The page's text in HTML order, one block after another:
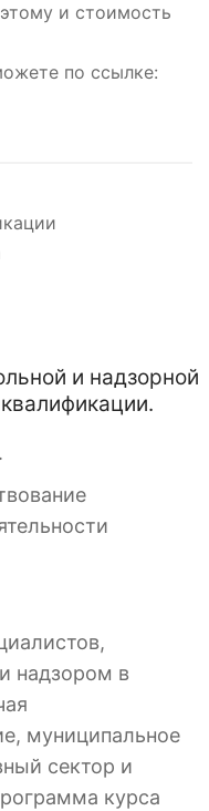
и стоимость
по ссылке:
и надзорной
надзором в
муниципальное
сектор и
курса